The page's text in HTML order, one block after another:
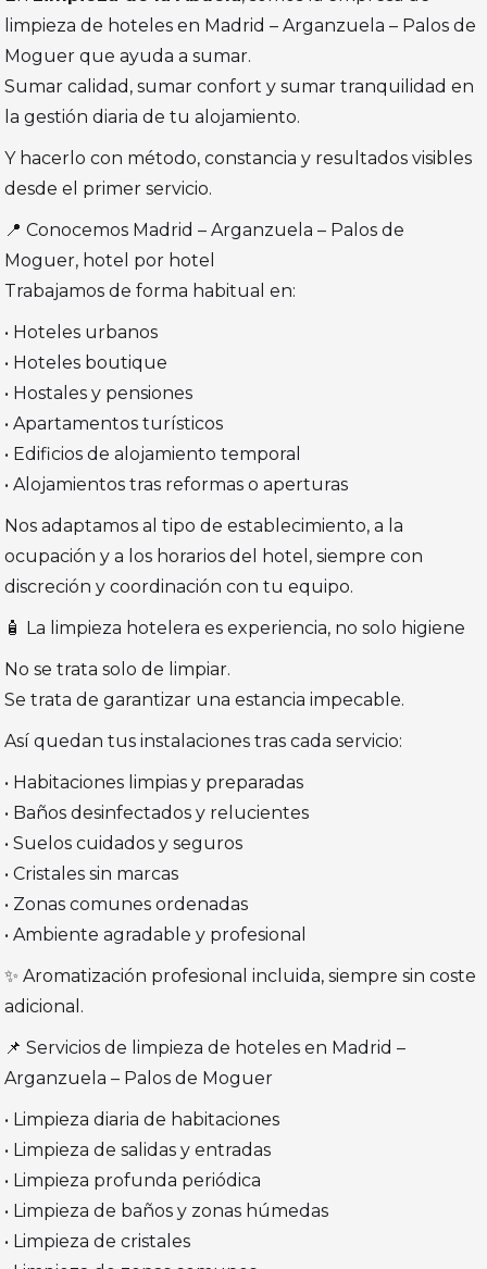
limpieza de hoteles en Madrid – Arganzuela – Palos de
Moguer que ayuda a sumar.
Sumar calidad, sumar confort y sumar tranquilidad en
la gestión diaria de tu alojamiento.
Y hacerlo con método, constancia y resultados visibles
desde el primer servicio.
📍 Conocemos Madrid – Arganzuela – Palos de
Moguer, hotel por hotel
Trabajamos de forma habitual en:
• Hoteles urbanos
• Hoteles boutique
• Hostales y pensiones
• Apartamentos turísticos
• Edificios de alojamiento temporal
• Alojamientos tras reformas o aperturas
Nos adaptamos al tipo de establecimiento, a la
ocupación y a los horarios del hotel, siempre con
discreción y coordinación con tu equipo.
🧴 La limpieza hotelera es experiencia, no solo higiene
No se trata solo de limpiar.
Se trata de garantizar una estancia impecable.
Así quedan tus instalaciones tras cada servicio:
• Habitaciones limpias y preparadas
• Baños desinfectados y relucientes
• Suelos cuidados y seguros
• Cristales sin marcas
• Zonas comunes ordenadas
• Ambiente agradable y profesional
✨ Aromatización profesional incluida, siempre sin coste
adicional.
📌 Servicios de limpieza de hoteles en Madrid –
Arganzuela – Palos de Moguer
• Limpieza diaria de habitaciones
• Limpieza de salidas y entradas
• Limpieza profunda periódica
• Limpieza de baños y zonas húmedas
• Limpieza de cristales